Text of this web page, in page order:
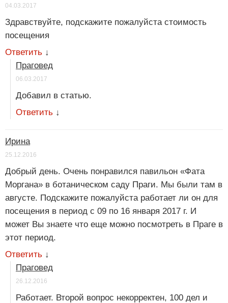
04.03.2017
Здравствуйте, подскажите пожалуйста стоимость
посещения
Ответить ↓
Праговед
06.03.2017
Добавил в статью.
Ответить ↓
Ирина
25.12.2016
Добрый день. Очень понравился павильон «Фата
Моргана» в ботаническом саду Праги. Мы были там в
августе. Подскажите пожалуйста работает ли он для
посещения в период с 09 по 16 января 2017 г. И
может Вы знаете что еще можно посмотреть в Праге в
этот период.
Ответить ↓
Праговед
26.12.2016
Работает. Второй вопрос некорректен, 100 дел и